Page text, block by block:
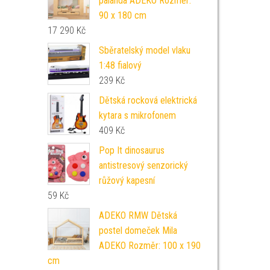
90 x 180 cm
17 290 Kč
Sběratelský model vlaku
1:48 fialový
239 Kč
Dětská rocková elektrická
kytara s mikrofonem
409 Kč
Pop It dinosaurus
antistresový senzorický
růžový kapesní
59 Kč
ADEKO RMW Dětská
postel domeček Mila
ADEKO Rozměr: 100 x 190
cm